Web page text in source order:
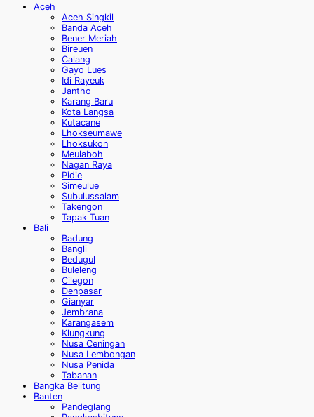
Aceh
Aceh Singkil
Banda Aceh
Bener Meriah
Bireuen
Calang
Gayo Lues
Idi Rayeuk
Jantho
Karang Baru
Kota Langsa
Kutacane
Lhokseumawe
Lhoksukon
Meulaboh
Nagan Raya
Pidie
Simeulue
Subulussalam
Takengon
Tapak Tuan
Bali
Badung
Bangli
Bedugul
Buleleng
Cilegon
Denpasar
Gianyar
Jembrana
Karangasem
Klungkung
Nusa Ceningan
Nusa Lembongan
Nusa Penida
Tabanan
Bangka Belitung
Banten
Pandeglang